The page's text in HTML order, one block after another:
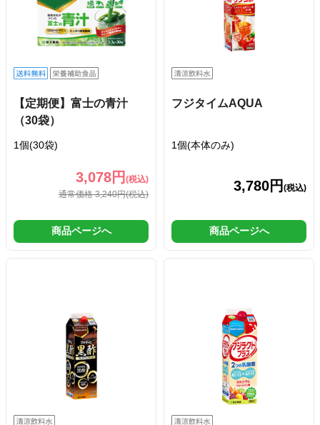
【定期便】富士の青汁
（30袋）
1個(30袋)
3,078円 (税込)
通常価格 3,240円(税込)
商品ページへ
フジタイムAQUA
1個(本体のみ)
3,780円 (税込)
商品ページへ